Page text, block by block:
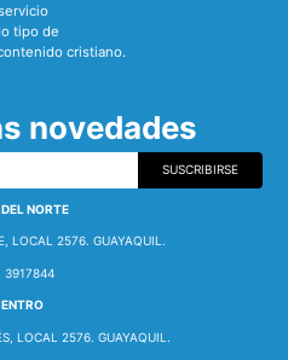
tipo de
cristiano.
novedades
SUSCRIBIRSE
NORTE
LOCAL 2576. GUAYAQUIL.
3917844
LOCAL 2576. GUAYAQUIL.